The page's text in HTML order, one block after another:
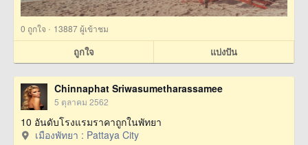
0 ถูกใจ · 13887 ผู้เข้าชม
ถูกใจ แบ่งปัน
Chinnaphat Sriwasumetharassamee
5 ตุลาคม 2562
10 อันดับโรงแรมราคาถูกในพัทยา
เมืองพัทยา : Pattaya City